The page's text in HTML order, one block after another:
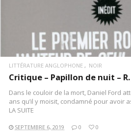
LITTÉRATURE ANGLOPHONE NOIR
Critique – Papillon de nuit –
Dans le couloir de la mort, Daniel Ford
ans qu’il y moisit, condamné pour
LA SUITE
SEPTEMBRE 6, 2019 0 0